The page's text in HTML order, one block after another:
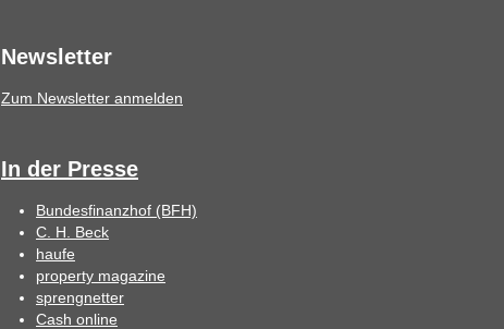
Newsletter
Zum Newsletter anmelden
In der Presse
Bundesfinanzhof (BFH)
C. H. Beck
haufe
property magazine
sprengnetter
Cash online